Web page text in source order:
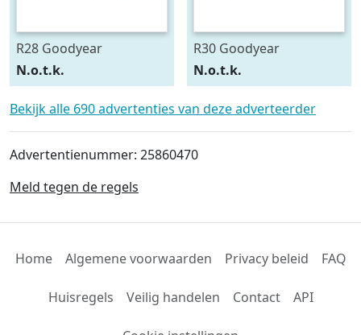
R28 Goodyear
540/75R28
N.o.t.k.
R30 Goodyear
600/70R30
N.o.t.k.
Bekijk alle 690 advertenties van deze adverteerder
Advertentienummer: 25860470
Meld tegen de regels
Home Algemene voorwaarden Privacy beleid FAQ
Huisregels Veilig handelen Contact API